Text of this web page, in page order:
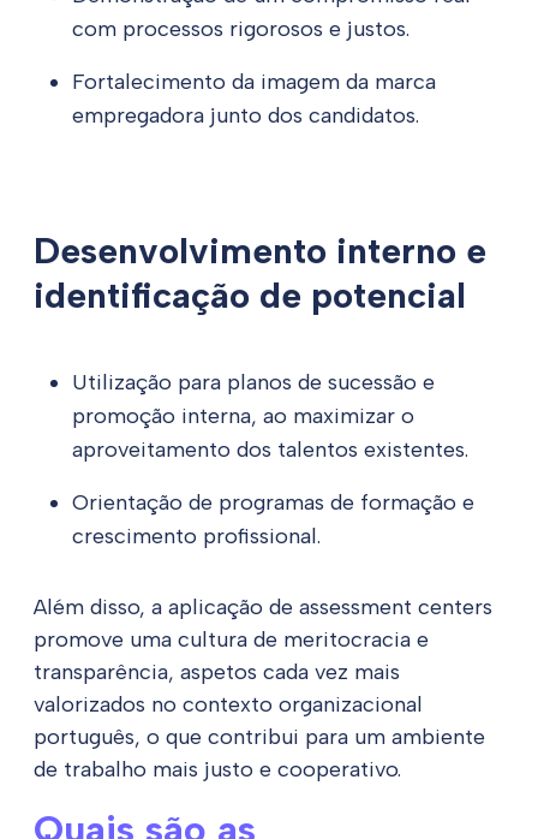
com processos rigorosos e justos.
Fortalecimento da imagem da marca
empregadora junto dos candidatos.
Desenvolvimento interno e
identificação de potencial
Utilização para planos de sucessão e
promoção interna, ao maximizar o
aproveitamento dos talentos existentes.
Orientação de programas de formação e
crescimento profissional.
Além disso, a aplicação de assessment centers
promove uma cultura de meritocracia e
transparência, aspetos cada vez mais
valorizados no contexto organizacional
português, o que contribui para um ambiente
de trabalho mais justo e cooperativo.